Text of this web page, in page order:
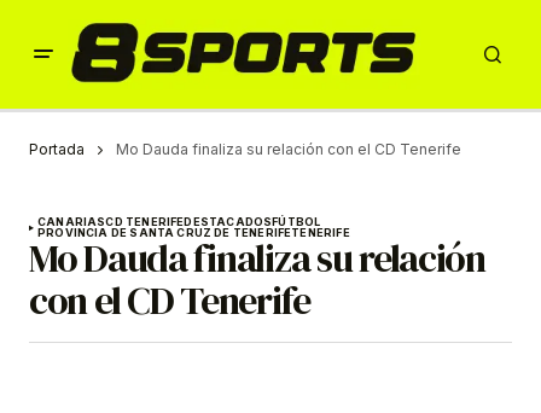
Portada Mo Dauda finaliza su relación con el CD Tenerife
CANARIASCD TENERIFEDESTACADOSFÚTBOL
PROVINCIA DE SANTA CRUZ DE TENERIFETENERIFE
Mo Dauda finaliza su relación
con el CD Tenerife